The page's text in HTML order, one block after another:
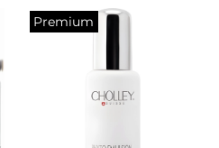
Premium